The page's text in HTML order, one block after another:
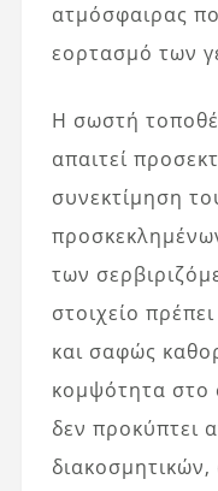
ατμόσφαιρας
εορτασμό των
Η σωστή
απαιτεί
συνεκτίμηση
των
στοιχείο
και σαφώς
κομψότητα στο
δεν προκύπτει